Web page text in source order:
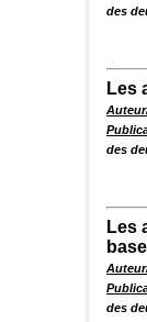
des
Les
des
Les
des